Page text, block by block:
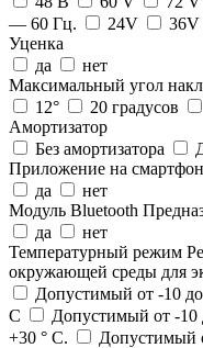
— 60 Гц.
24V 36V
Уценка
да
нет
Максимальный угол
12°
20 градусов
Амортизатор
Без амортизатора
Приложение на смартфон
да
нет
Модуль Bluetooth
да
нет
Температурный режим
окружающей среды для
Допустимый от -10
С
Допустимый от -10
+30 ° С.
Допустимый